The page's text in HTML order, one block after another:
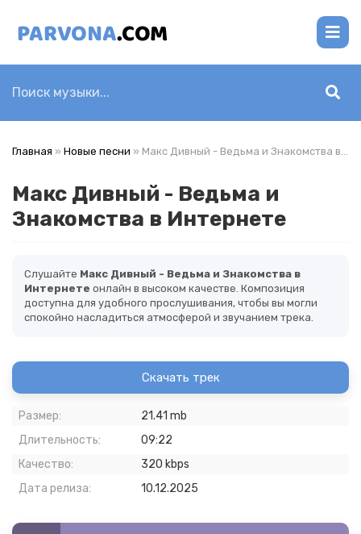
Главная » Новые песни » Макс Дивный - Ведьма и Знакомства в Интернете
Макс Дивный - Ведьма и
Знакомства в Интернете
Слушайте Макс Дивный - Ведьма и Знакомства в
Интернете онлайн в высоком качестве. Композиция
доступна для удобного прослушивания, чтобы вы могли
спокойно насладиться атмосферой и звучанием трека.
Скачать трек
Размер:
21.41 mb
Длительность:
09:22
Качество:
320 kbps
Дата релиза:
10.12.2025